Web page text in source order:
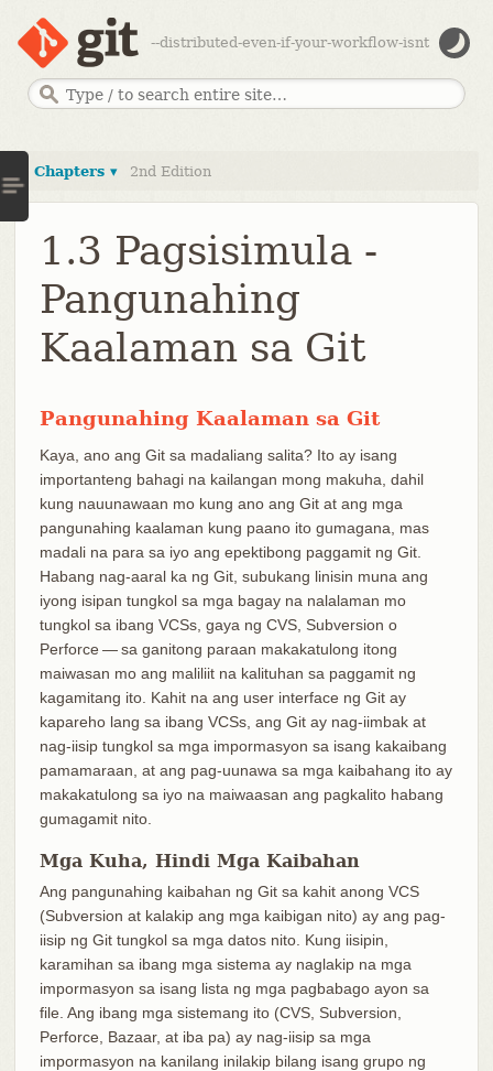
--distributed-even-if-your-workflow-isnt
Chapters ▾ 2nd Edition
1.3 Pagsisimula -
Pangunahing
Kaalaman sa Git
Pangunahing Kaalaman sa Git
Kaya, ano ang Git sa madaliang salita? Ito ay isang
importanteng bahagi na kailangan mong makuha, dahil
kung nauunawaan mo kung ano ang Git at ang mga
pangunahing kaalaman kung paano ito gumagana, mas
madali na para sa iyo ang epektibong paggamit ng Git.
Habang nag-aaral ka ng Git, subukang linisin muna ang
iyong isipan tungkol sa mga bagay na nalalaman mo
tungkol sa ibang VCSs, gaya ng CVS, Subversion o
Perforce — sa ganitong paraan makakatulong itong
maiwasan mo ang maliliit na kalituhan sa paggamit ng
kagamitang ito. Kahit na ang user interface ng Git ay
kapareho lang sa ibang VCSs, ang Git ay nag-iimbak at
nag-iisip tungkol sa mga impormasyon sa isang kakaibang
pamamaraan, at ang pag-uunawa sa mga kaibahang ito ay
makakatulong sa iyo na maiwaasan ang pagkalito habang
gumagamit nito.
Mga Kuha, Hindi Mga Kaibahan
Ang pangunahing kaibahan ng Git sa kahit anong VCS
(Subversion at kalakip ang mga kaibigan nito) ay ang pag-
iisip ng Git tungkol sa mga datos nito. Kung iisipin,
karamihan sa ibang mga sistema ay naglakip na mga
impormasyon sa isang lista ng mga pagbabago ayon sa
file. Ang ibang mga sistemang ito (CVS, Subversion,
Perforce, Bazaar, at iba pa) ay nag-iisip sa mga
impormasyon na kanilang inilakip bilang isang grupo ng